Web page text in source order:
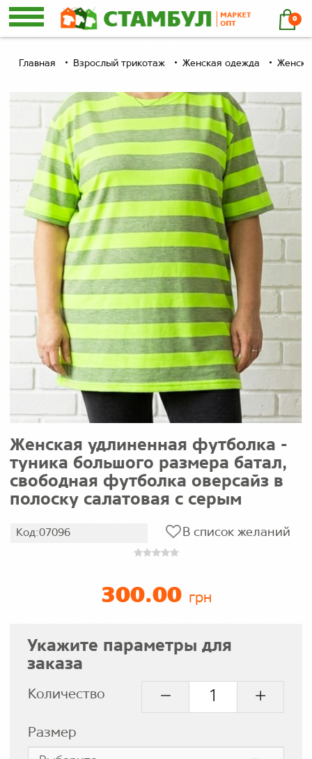
0
Главная Взрослый трикотаж Женская одежда
Женская удлиненная футболка -
туника большого размера батал,
свободная футболка оверсайз в
полоску салатовая с серым
Код:07096 В список желаний
300.00 грн
Укажите параметры для
заказа
Количество
Размер